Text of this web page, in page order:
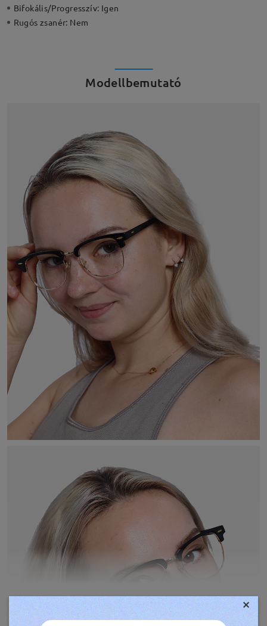
Bifokális/Progresszív: Igen
Rugós zsanér: Nem
Modellbemutató
TOVÁBBIAK MEGJELENÍTÉSE ×